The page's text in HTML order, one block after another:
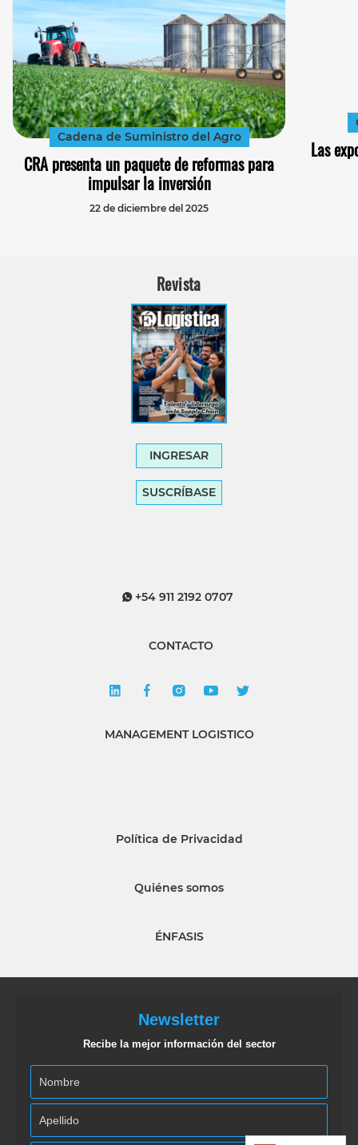
Cadena de Suministro del Agro
CRA presenta un paquete de reformas para
impulsar la inversión
22 de diciembre del 2025
Las
Revista
INGRESAR
SUSCRÍBASE
+54 911 2192 0707
CONTACTO
MANAGEMENT LOGISTICO
Política de Privacidad
Quiénes somos
ÉNFASIS
Newsletter
Recibe la mejor información del sector